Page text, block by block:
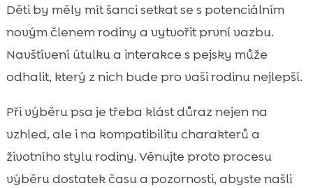
Děti by měly mít šanci setkat se s potenciálním
novým členem rodiny a vytvořit první vazbu.
Navštívení útulku a interakce s pejsky může
odhalit, který z nich bude pro vaši rodinu nejlepší.
Při výběru psa je třeba klást důraz nejen na
vzhled, ale i na kompatibilitu charakterů a
životního stylu rodiny. Věnujte proto procesu
výběru dostatek času a pozornosti, abyste našli